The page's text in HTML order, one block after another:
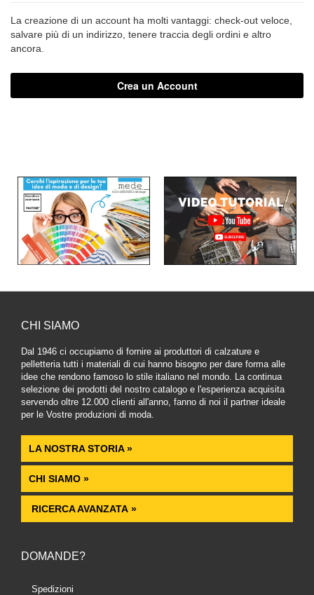
La creazione di un account ha molti vantaggi: check-out veloce,
salvare più di un indirizzo, tenere traccia degli ordini e altro
ancora.
Crea un Account
CHI SIAMO
Dal 1946 ci occupiamo di fornire ai produttori di calzature e
pelletteria tutti i materiali di cui hanno bisogno per dare forma alle
idee che rendono famoso lo stile italiano nel mondo. La continua
selezione dei prodotti del nostro catalogo e l'esperienza acquisita
servendo oltre 12.000 clienti all'anno, fanno di noi il partner ideale
per le Vostre produzioni di moda.
LA NOSTRA STORIA »
CHI SIAMO »
RICERCA AVANZATA »
DOMANDE?
Spedizioni